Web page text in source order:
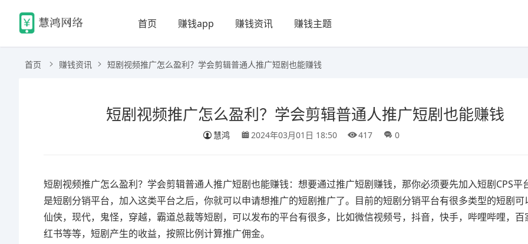
首页 赚钱app 赚钱资讯 赚钱主题
首页 赚钱资讯 短剧视频推广怎么盈利？学会剪辑普通人推广短剧也能赚钱
短剧视频推广怎么盈利？学会剪辑普通人推广短剧也能赚钱
慧鸿 2024年03月01日 18:50 417 0
短剧视频推广怎么盈利？学会剪辑普通人推广短剧也能赚钱：想要通过推广短剧赚钱，那你必须要先加入短剧CPS平
是短剧分销平台，加入这类平台之后，你就可以申请想推广的短剧推广了。目前的短剧分销平台有很多类型的短剧可
仙侠，现代，鬼怪，穿越，霸道总裁等短剧，可以发布的平台有很多，比如微信视频号，抖音，快手，哔哩哔哩，百
红书等等，短剧产生的收益，按照比例计算推广佣金。